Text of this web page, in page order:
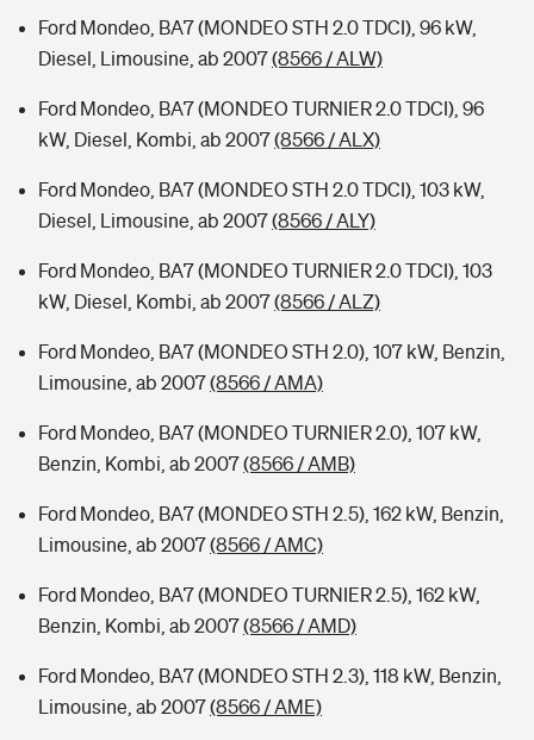
Ford Mondeo, BA7 (MONDEO STH 2.0 TDCI), 96 kW,
Diesel, Limousine, ab 2007(8566 / ALW)
Ford Mondeo, BA7 (MONDEO TURNIER 2.0 TDCI), 96
kW, Diesel, Kombi, ab 2007(8566 / ALX)
Ford Mondeo, BA7 (MONDEO STH 2.0 TDCI), 103 kW,
Diesel, Limousine, ab 2007(8566 / ALY)
Ford Mondeo, BA7 (MONDEO TURNIER 2.0 TDCI), 103
kW, Diesel, Kombi, ab 2007(8566 / ALZ)
Ford Mondeo, BA7 (MONDEO STH 2.0), 107 kW, Benzin,
Limousine, ab 2007(8566 / AMA)
Ford Mondeo, BA7 (MONDEO TURNIER 2.0), 107 kW,
Benzin, Kombi, ab 2007(8566 / AMB)
Ford Mondeo, BA7 (MONDEO STH 2.5), 162 kW, Benzin,
Limousine, ab 2007(8566 / AMC)
Ford Mondeo, BA7 (MONDEO TURNIER 2.5), 162 kW,
Benzin, Kombi, ab 2007(8566 / AMD)
Ford Mondeo, BA7 (MONDEO STH 2.3), 118 kW, Benzin,
Limousine, ab 2007(8566 / AME)